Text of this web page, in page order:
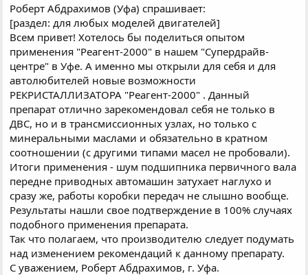
Роберт Абдрахимов (Уфа) спрашивает:
[раздел: для любых моделей двигателей]
Всем привет! Хотелось бы поделиться опытом
применения "Реагент-2000" в нашем "Супердрайв-
центре" в Уфе. А именно мы открыли для себя и для
автолюбителей новые возможности
РЕКРИСТАЛЛИЗАТОРА "Реагент-2000" . Данный
препарат отлично зарекомендовал себя не только в
ДВС, но и в трансмиссионных узлах, но только с
минеральными маслами и обязательно в кратном
соотношении (с другими типами масел не пробовали).
Итоги применения - шум подшипника первичного вала
передне приводных автомашин затухает наглухо и
сразу же, работы коробки передач не слышно вообще.
Результаты нашли свое подтверждение в 100% случаях
подобного применения препарата.
Так что полагаем, что производителю следует подумать
над изменением рекомендаций к данному препарату.
С уважением, Роберт Абдрахимов, г. Уфа.